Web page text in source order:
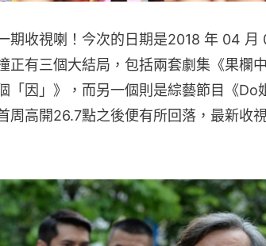
期收視喇！今次的日期是2018 年 04 月
正有三個大結局，包括兩套劇集《果欄
「因」》，而另一個則是綜藝節目《Do
周高開26.7點之後便有所回落，最新收